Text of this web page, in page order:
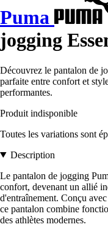
Puma
jogging
Découvrez le pantalon de
parfaite entre confort et
performantes.
Produit indisponible
Toutes les variations sont
Description
Le pantalon de jogging
confort, devenant un allié
d'entraînement. Conçu
ce pantalon combine
des athlètes modernes.